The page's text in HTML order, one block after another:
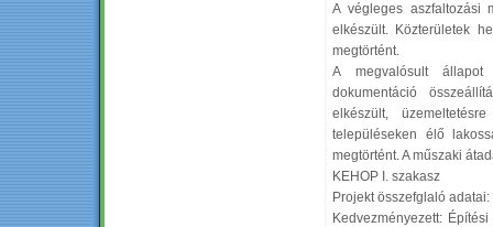
A végleges aszfaltozási
elkészült. Közterületek
megtörtént.
A megvalósult állapot
dokumentáció
elkészült,
településeken élő
megtörtént. A műszaki
KEHOP I. szakasz
Projekt összefglaló adatai:
Kedvezményezett: